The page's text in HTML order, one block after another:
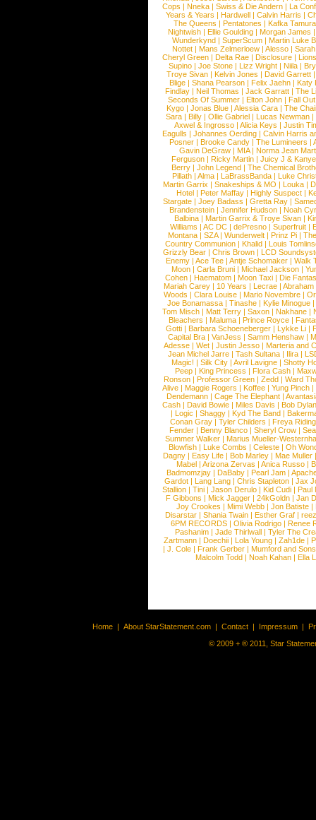
Cops | Nneka | Swiss & Die Andern | La
Years & Years |Hardwell |Calvin Harris |
The Queens | Pentatones | Kafka Tamura
Nightwish |Ellie Goulding |Morgan James
Wunderkynd | SuperScum | Martin Luke
Nottet |Mans Zelmerloew |Alesso |
Cheryl Green |Delta Rae |Disclosure |
Supino |Joe Stone |Lizz Wright |Niila |
Troye Sivan | Kelvin Jones | David Garrett
Blige | Shana Pearson | Felix Jaehn | Katy
Findlay |Neil Thomas |Jack Garratt |The
Seconds Of Summer |Elton John |Fall
Kygo |Jonas Blue |Alessia Cara |The
Sara |Billy |Ollie Gabriel |Lucas Newman |
Axwel & Ingrosso | Alicia Keys | Justin
Eagulls |Johannes Oerding |Calvin Harris
Posner |Brooke Candy |The Lumineers |
Gavin DeGraw | MIA| Norma Jean
Ferguson | Ricky Martin | Juicy J &
Berry | John Legend | The Chemical
Pillath |Alma |LaBrassBanda |Luke
Martin Garrix | Snakeships & MO | Louka |
Hotel | Peter Maffay | Highly Suspect |
Stargate |Joey Badass |Gretta Ray |
Brandenstein |Jennifer Hudson |Noah
Balbina | Martin Garrix & Troye Sivan |
Williams |AC DC |dePresno |Superfruit |
Montana |SZA|Wunderwelt |Prinz Pi |
Country Communion | Khalid | Louis
Grizzly Bear | Chris Brown | LCD
Enemy | Ace Tee | Antje Schomaker | Walk
Moon |Carla Bruni |Michael Jackson |
Cohen |Haematom |Moon Taxi |Die
Mariah Carey | 10 Years | Lecrae | Abraham
Woods |Clara Louise |Mario Novembre |
Joe Bonamassa | Tinashe | Kylie Minogue |
Tom Misch |Matt Terry |Saxon |Nakhane |
Bleachers | Maluma | Prince Royce |
Gotti |Barbara Schoeneberger |Lykke Li |
Capital Bra |VanJess |Samm Henshaw |
Adesse |Wet |Justin Jesso |Marteria and
Jean Michel Jarre |Tash Sultana | Ilira |
Magic! | Silk City | Avril Lavigne | Shotty
Peep |King Princess |Flora Cash |
Ronson |Professor Green |Zedd |Ward
Alive |Maggie Rogers |Koffee |Yung Pinch |
Dendemann |Cage The Elephant |
Cash | David Bowie | Miles Davis | Bob Dylan
|Logic |Shaggy |Kyd The Band |
Conan Gray |Tyler Childers |Freya
Fender |Benny Blanco |Sheryl Crow |
Summer Walker |Marius Mueller-
Blowfish | Luke Combs | Celeste | Oh
Dagny |Easy Life |Bob Marley |Mae Muller
Mabel |Arizona Zervas |Anica Russo |
Badmomzjay |DaBaby |Pearl Jam |
Gardot | Lang Lang | Chris Stapleton | Jax
Stallion |Tini |Jason Derulo |Kid Cudi |Paul
F Gibbons | Mick Jagger | 24kGoldn | Jan
Joy Crookes | Mimi Webb | Jon Batiste |
Disarstar | Shania Twain | Esther Graf |
6PM RECORDS | Olivia Rodrigo | Renee
Pashanim |Jade Thirlwall |Tyler The
Zartmann | Doechii | Lola Young | Zah1de |
| J. Cole | Frank Gerber | Mumford and Sons
Malcolm Todd | Noah Kahan | Ella
Home | About StarStatement.com | Contact | Impressum |
© 2009 + ® 2011, Star